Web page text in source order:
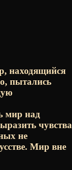
находящийся
пытались
мир над
чувства
не
Мир вне